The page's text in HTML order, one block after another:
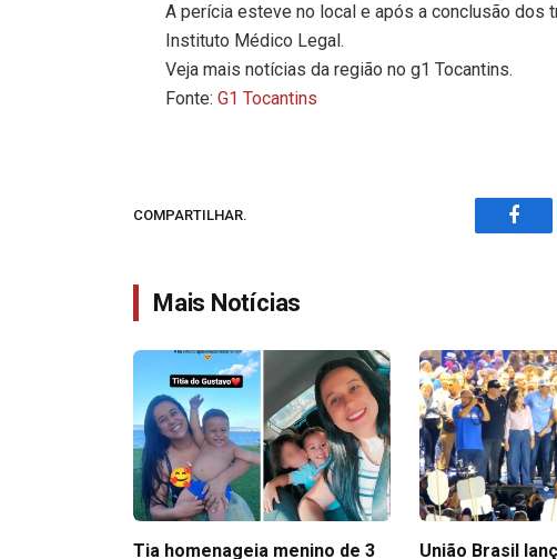
A perícia esteve no local e após a conclusão dos
Instituto Médico Legal.
Veja mais notícias da região no g1 Tocantins.
Fonte:G1 Tocantins
COMPARTILHAR.
Mais Notícias
Tia homenageia menino de 3
União Brasil